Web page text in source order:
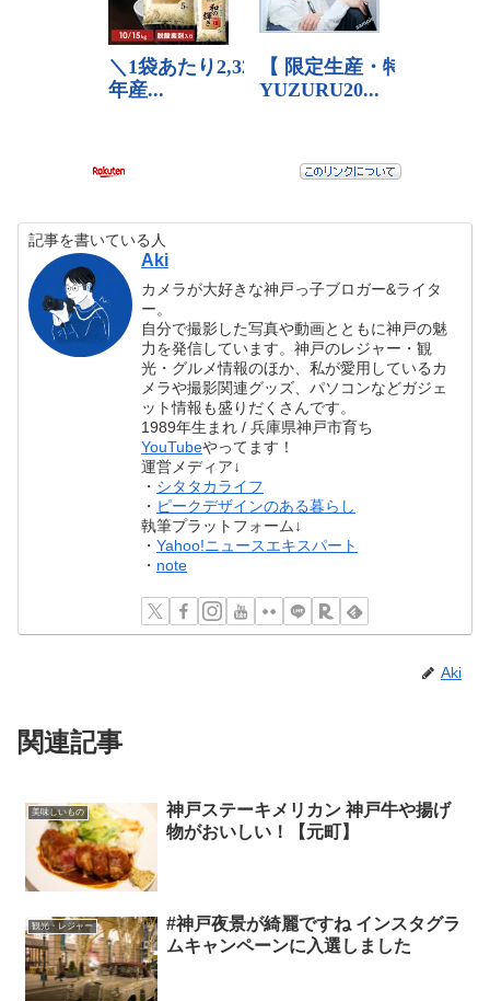
記事を書いている人
Aki
カメラが大好きな神戸っ子ブロガー&ライタ
ー。
自分で撮影した写真や動画とともに神戸の魅
力を発信しています。神戸のレジャー・観
光・グルメ情報のほか、私が愛用しているカ
メラや撮影関連グッズ、パソコンなどガジェ
ット情報も盛りだくさんです。
1989年生まれ / 兵庫県神戸市育ち
YouTubeやってます！
運営メディア↓
・ シタタカライフ
・ ピークデザインのある暮らし
執筆プラットフォーム↓
・Yahoo!ニュースエキスパート
・ note
Aki
関連記事
美味しいもの
神戸ステーキメリカン 神戸牛や揚げ
物がおいしい！【元町】
観光・レジャー
#神戸夜景が綺麗ですね インスタグラ
ムキャンペーンに入選しました